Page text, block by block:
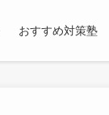
おすすめ対策塾